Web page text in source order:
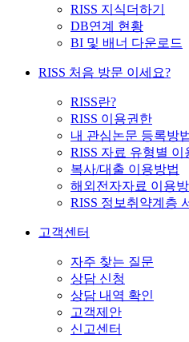
RISS 지식더하기
DB연계 현황
BI 및 배너 다운로드
RISS 처음 방문 이세요?
RISS란?
RISS 이용권한
내 관심논문 등록방
RISS 자료 유형별 이
복사/대출 이용방법
해외전자자료 이용
RISS 정보취약계층
고객센터
자주 찾는 질문
상담 신청
상담 내역 확인
고객제안
신고센터